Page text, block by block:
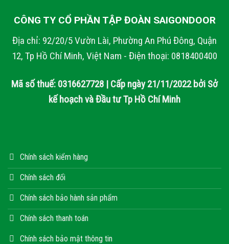
CÔNG TY CỔ PHẦN TẬP ĐOÀN SAIGONDOOR
Địa chỉ: 92/20/5 Vườn Lài, Phường An Phú Đông, Quận
12, Tp Hồ Chí Minh, Việt Nam - Điện thoại: 0818400400
Mã số thuế: 0316627728 | Cấp ngày 21/11/2022 bởi Sở
kế hoạch và Đầu tư Tp Hồ Chí Minh
Chính sách kiểm hàng
Chính sách đổi
Chính sách bảo hành sản phẩm
Chính sách thanh toán
Chính sách bảo mật thông tin